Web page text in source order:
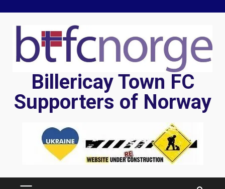
content
Billericay Town FC
Supporters of Norway